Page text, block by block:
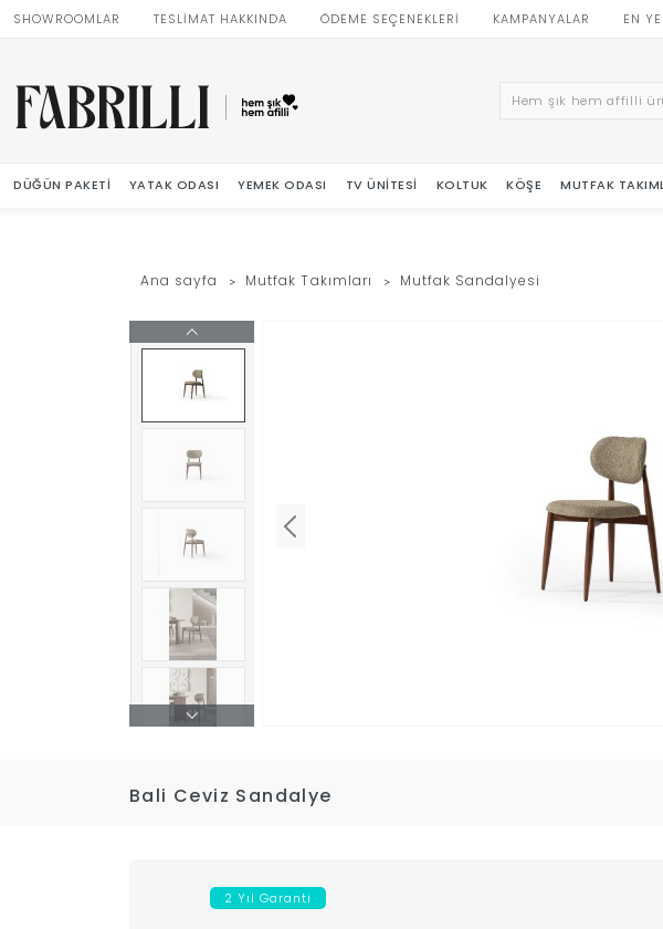
SHOWROOMLAR TESLİMAT HAKKINDA ÖDEME SEÇENEKLERİ KAMPANYALAR EN
DÜĞÜN PAKETI YATAK ODASI YEMEK ODASI TV ÜNITESI KOLTUK KÖŞE MUTFAK
Ana sayfa Mutfak Takımları Mutfak Sandalyesi
Bali Ceviz Sandalye
2 Yıl Garanti